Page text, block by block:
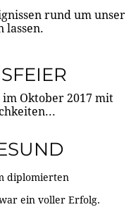
rund um unser
lassen.
Oktober 2017 mit
diplomierten
ein voller Erfolg.